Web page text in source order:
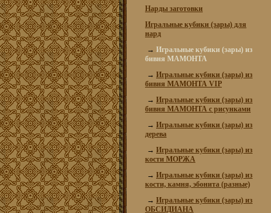
Нарды заготовки
Игральные кубики (зары) для
нард
→ Игральные кубики (зары) из
бивня МАМОНТА
→ Игральные кубики (зары) из
бивня МАМОНТА VIP
→ Игральные кубики (зары) из
бивня МАМОНТА с рисунками
→ Игральные кубики (зары) из
дерева
→ Игральные кубики (зары) из
кости МОРЖА
→ Игральные кубики (зары) из
кости, камня, эбонита (разные)
→ Игральные кубики (зары) из
ОБСИДИАНА